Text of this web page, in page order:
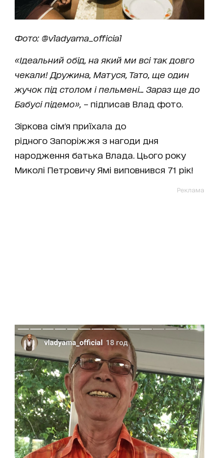
Фото: @vladyama_official
«Ідеальний обід, на який ми всі так довго
чекали! Дружина, Матуся, Тато, ще один
жучок під столом і пельмені... Зараз ще до
Бабусі підемо», – підписав Влад фото.
Зіркова сім'я приїхала до
рідного Запоріжжя з нагоди дня
народження батька Влада. Цього року
Миколі Петровичу Ямі виповнився 71 рік!
Реклама